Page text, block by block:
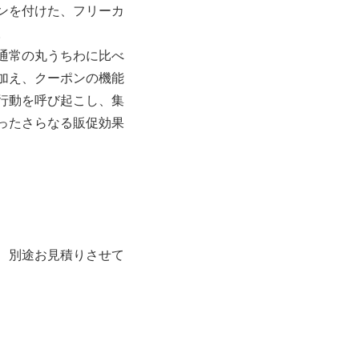
を付けた、フリーカ
常の丸うちわに比べ
え、クーポンの機能
動を呼び起こし、集
たさらなる販促効果
別途お見積りさせて